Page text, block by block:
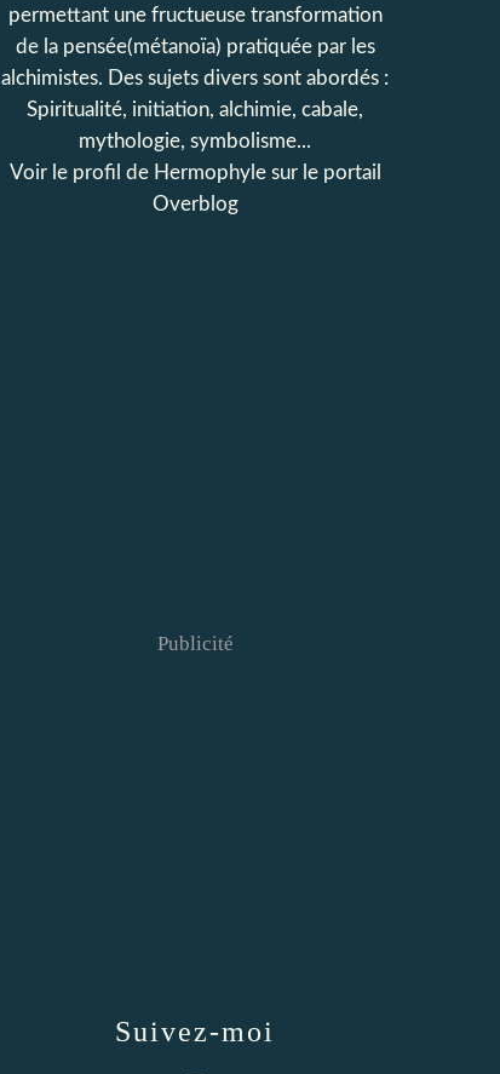
permettant une fructueuse transformation
de la pensée(métanoïa) pratiquée par les
alchimistes. Des sujets divers sont abordés :
Spiritualité, initiation, alchimie, cabale,
mythologie, symbolisme...
Voir le profil de Hermophylesur le portail
Overblog
Suivez-moi
Publicité